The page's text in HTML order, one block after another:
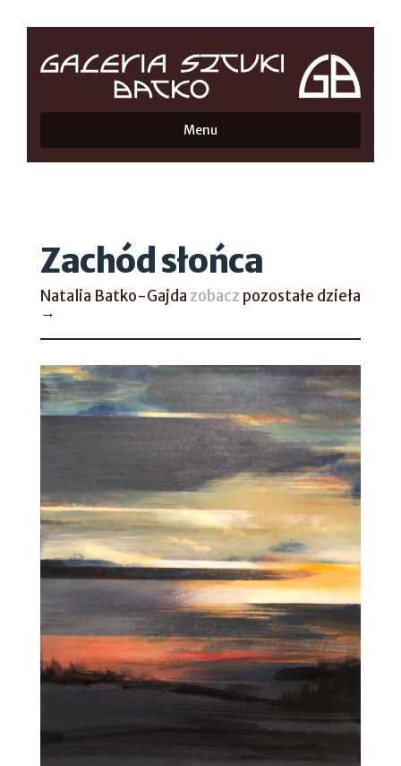
Menu
Zachód słońca
Natalia Batko-Gajdazobacz pozostałe dzieła
→